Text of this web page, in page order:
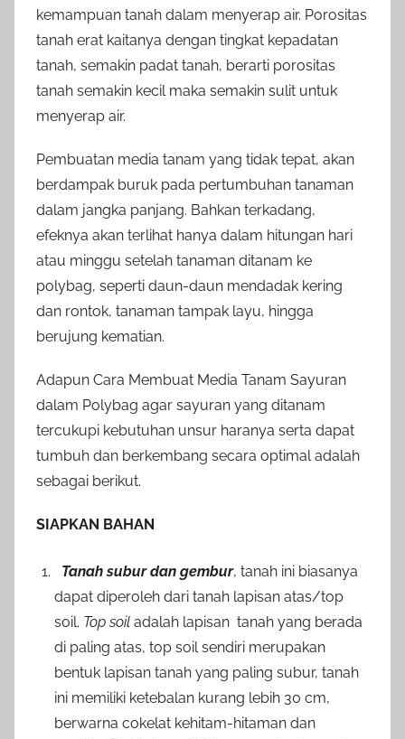
kemampuan tanah dalam menyerap air. Porositas
tanah erat kaitanya dengan tingkat kepadatan
tanah, semakin padat tanah, berarti porositas
tanah semakin kecil maka semakin sulit untuk
menyerap air.
Pembuatan media tanam yang tidak tepat, akan
berdampak buruk pada pertumbuhan tanaman
dalam jangka panjang. Bahkan terkadang,
efeknya akan terlihat hanya dalam hitungan hari
atau minggu setelah tanaman ditanam ke
polybag, seperti daun-daun mendadak kering
dan rontok, tanaman tampak layu, hingga
berujung kematian.
Adapun Cara Membuat Media Tanam Sayuran
dalam Polybag agar sayuran yang ditanam
tercukupi kebutuhan unsur haranya serta dapat
tumbuh dan berkembang secara optimal adalah
sebagai berikut.
SIAPKAN BAHAN
Tanah subur dan gembur, tanah ini biasanya
dapat diperoleh dari tanah lapisan atas/top
soil. Top soil adalah lapisan tanah yang berada
di paling atas, top soil sendiri merupakan
bentuk lapisan tanah yang paling subur, tanah
ini memiliki ketebalan kurang lebih 30 cm,
berwarna cokelat kehitam-hitaman dan